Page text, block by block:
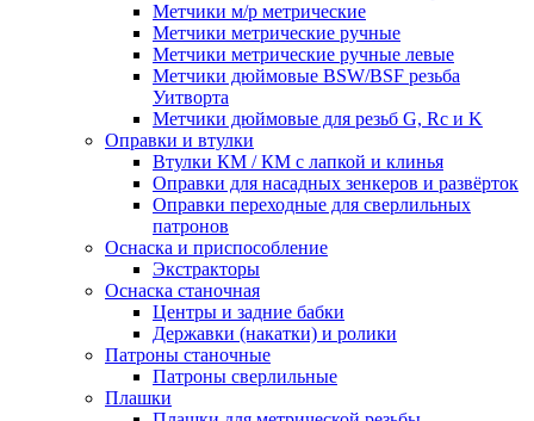
Метчики м/р метрические
Метчики метрические ручные
Метчики метрические ручные левые
Метчики дюймовые BSW/BSF резьба
Уитворта
Метчики дюймовые для резьб G, Rc и K
Оправки и втулки
Втулки КМ / КМ с лапкой и клинья
Оправки для насадных зенкеров и развёрток
Оправки переходные для сверлильных
патронов
Оснаска и приспособление
Экстракторы
Оснаска станочная
Центры и задние бабки
Державки (накатки) и ролики
Патроны станочные
Патроны сверлильные
Плашки